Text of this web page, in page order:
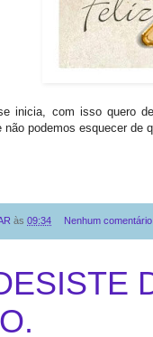
inicia, com isso quero
podemos esquecer de
às 09:34 Nenhum comentário: